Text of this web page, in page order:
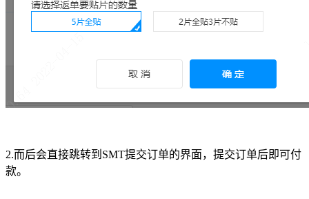
2.而后会直接跳转到SMT提交订单的界面，提交订单后即可付
款。